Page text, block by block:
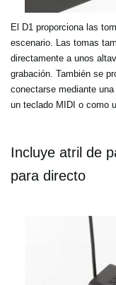
El D1 proporciona las
escenario. Las tomas
directamente a unos
grabación. También se
conectarse mediante
un teclado MIDI o como
Incluye atril de
para directo